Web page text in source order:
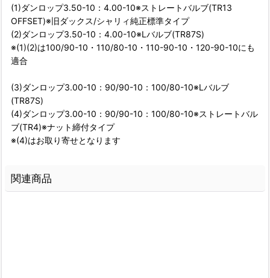
(1)ダンロップ3.50-10：4.00-10※ストレートバルブ(TR13
OFFSET)※旧ダックス/シャリィ純正標準タイプ
(2)ダンロップ3.50-10：4.00-10※Lバルブ(TR87S)
※(1)(2)は100/90-10・110/80-10・110-90-10・120-90-10にも
適合
(3)ダンロップ3.00-10：90/90-10：100/80-10※Lバルブ
(TR87S)
(4)ダンロップ3.00-10：90/90-10：100/80-10※ストレートバル
ブ(TR4)※ナット締付タイプ
※(4)はお取り寄せとなります
関連商品